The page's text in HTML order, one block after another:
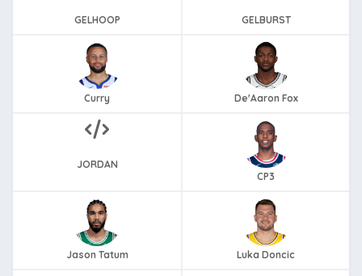
GELHOOP GELBURST
Curry De'Aaron Fox
JORDAN
CP3
Jason Tatum Luka Doncic